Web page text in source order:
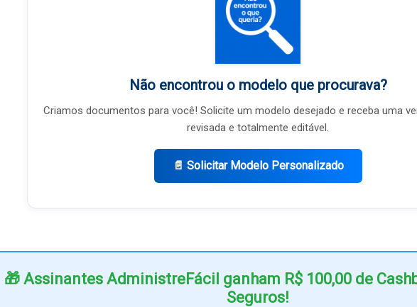
Não encontrou o modelo que procurava?
Criamos documentos para você! Solicite um modelo desejado e receba uma
revisada e totalmente editável.
📄 Solicitar Modelo Personalizado
🎁 Assinantes AdministreFácil ganham R$ 100,00 de
Seguros!